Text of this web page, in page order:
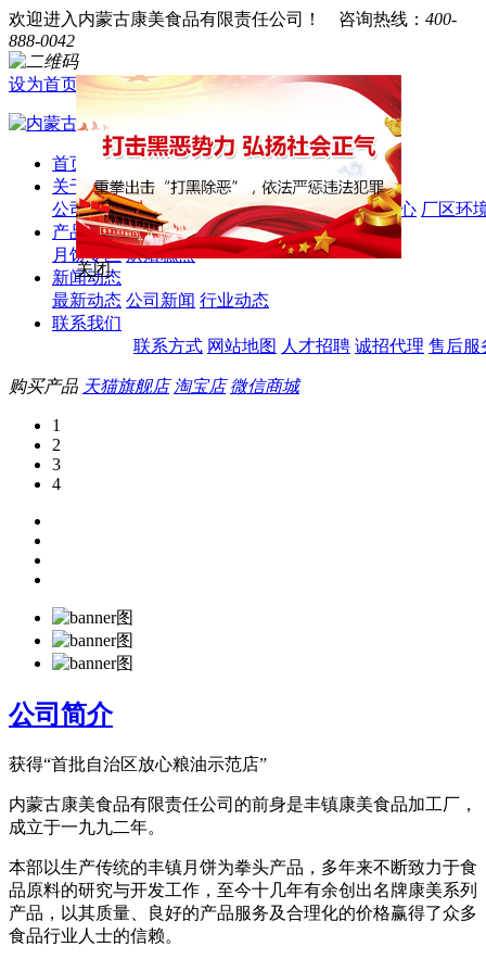
关闭
欢迎进入内蒙古康美食品有限责任公司！ 咨询热线： 400-
888-0042
设为首页|加入收藏|返回首页
首页
关于我们
公司简介 企业文化 荣誉资质 合作伙伴 视频中心 厂区环
产品系列
月饼专区 烘焙糕点
新闻动态
最新动态 公司新闻 行业动态
联系我们
联系方式 网站地图 人才招聘 诚招代理 售后服
购买产品 天猫旗舰店 淘宝店 微信商城
1
2
3
4
公司简介
获得“首批自治区放心粮油示范店”
内蒙古康美食品有限责任公司的前身是丰镇康美食品加工厂，
成立于一九九二年。
本部以生产传统的丰镇月饼为拳头产品，多年来不断致力于食
品原料的研究与开发工作，至今十几年有余创出名牌康美系列
产品，以其质量、良好的产品服务及合理化的价格赢得了众多
食品行业人士的信赖。